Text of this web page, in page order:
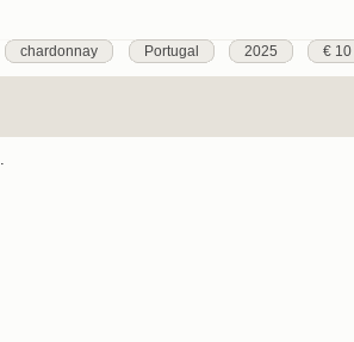
chardonnay Portugal 2025 € 10